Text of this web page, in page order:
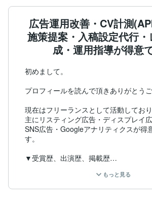
広告運用改善・CV計測
施策提案・入稿設定代行
成・運用指導が得意で
初めまして。
プロフィールを読んで頂きありがとうご
現在はフリーランスとして活動しており
主にリスティング広告・ディスプレイ
SNS広告・Googleアナリティクスが得
す。
▼受賞歴、出演歴、掲載歴
・＃採用やめよう TVCM出演
・THE LANCER掲載
もっと見る